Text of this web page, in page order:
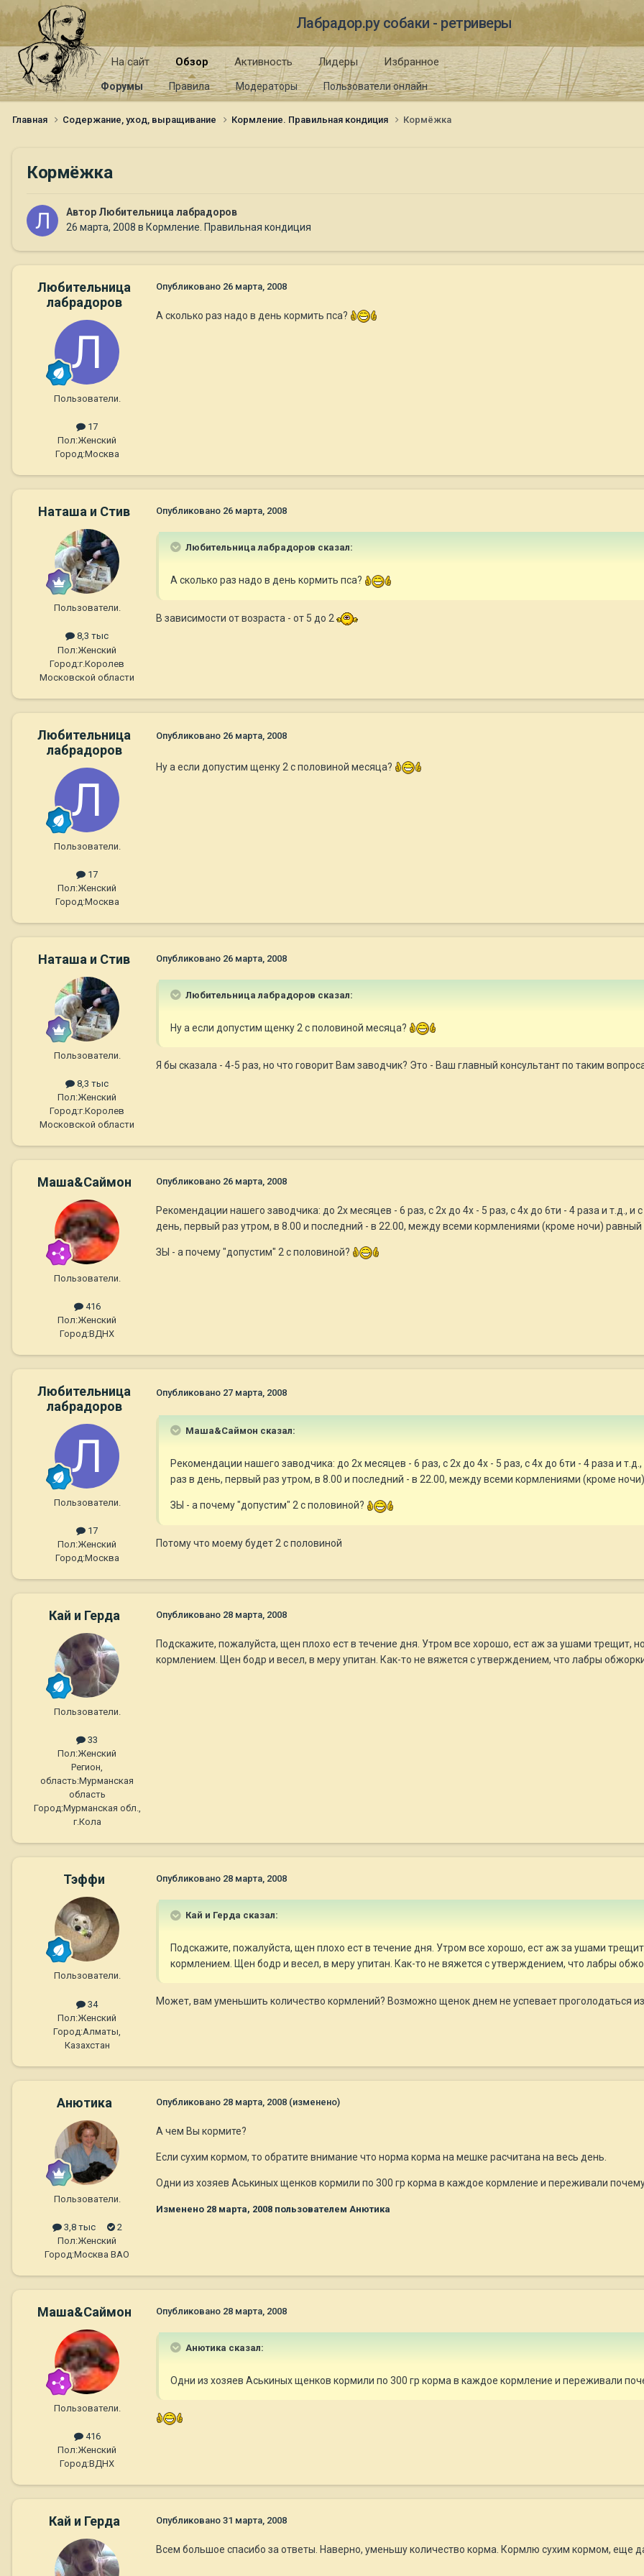
Лабрадор.ру собаки - ретриверы
На сайт Обзор
Форумы Правила Модераторы Пользователи онлайн
Активность Лидеры Избранное
Главная Содержание, уход, выращивание Кормление. Правильная кондиция Кормёжка
Кормёжка
Автор Любительница лабрадоров
26 марта, 2008 в Кормление. Правильная кондиция
Любительница
лабрадоров
Пользователи.
17
Пол:Женский
Город:Москва
Опубликовано 26 марта, 2008
А сколько раз надо в день кормить пса?
Наташа и Стив
Пользователи.
8,3 тыс
Пол:Женский
Город:г.Королев
Московской области
Опубликовано 26 марта, 2008
Любительница лабрадоров сказал:
А сколько раз надо в день кормить пса?
В зависимости от возраста - от 5 до 2
Любительница
лабрадоров
Пользователи.
17
Пол:Женский
Город:Москва
Опубликовано 26 марта, 2008
Ну а если допустим щенку 2 с половиной месяца?
Наташа и Стив
Пользователи.
8,3 тыс
Пол:Женский
Город:г.Королев
Московской области
Опубликовано 26 марта, 2008
Любительница лабрадоров сказал:
Ну а если допустим щенку 2 с половиной месяца?
Я бы сказала - 4-5 раз, но что говорит Вам заводчик? Это - Ваш главный консультант по таким
Маша&Саймон
Пользователи.
416
Пол:Женский
Город:ВДНХ
Опубликовано 26 марта, 2008
Рекомендации нашего заводчика: до 2х месяцев - 6 раз, с 2х до 4х - 5 раз, с 4х до 6ти - 4 раза и т.д.,
день, первый раз утром, в 8.00 и последний - в 22.00, между всеми кормлениями (кроме ночи) равный
ЗЫ - а почему "допустим" 2 с половиной?
Любительница
лабрадоров
Пользователи.
17
Пол:Женский
Город:Москва
Опубликовано 27 марта, 2008
Маша&Саймон сказал:
Рекомендации нашего заводчика: до 2х месяцев - 6 раз, с 2х до 4х - 5 раз, с 4х до 6ти - 4 раза и
раз в день, первый раз утром, в 8.00 и последний - в 22.00, между всеми кормлениями (кроме
ЗЫ - а почему "допустим" 2 с половиной?
Потому что моему будет 2 с половиной
Кай и Герда
Пользователи.
33
Пол:Женский
Регион,
область:Мурманская
область
Город:Мурманская обл.,
г.Кола
Опубликовано 28 марта, 2008
Подскажите, пожалуйста, щен плохо ест в течение дня. Утром все хорошо, ест аж за ушами трещит,
кормлением. Щен бодр и весел, в меру упитан. Как-то не вяжется с утверждением, что лабры
Тэффи
Пользователи.
34
Пол:Женский
Город:Алматы,
Казахстан
Опубликовано 28 марта, 2008
Кай и Герда сказал:
Подскажите, пожалуйста, щен плохо ест в течение дня. Утром все хорошо, ест аж за ушами
кормлением. Щен бодр и весел, в меру упитан. Как-то не вяжется с утверждением, что лабры
Может, вам уменьшить количество кормлений? Возможно щенок днем не успевает проголодаться
Анютика
Пользователи.
3,8 тыс
2
Пол:Женский
Город:Москва ВАО
Опубликовано 28 марта, 2008 (изменено)
А чем Вы кормите?
Если сухим кормом, то обратите внимание что норма корма на мешке расчитана на весь день.
Одни из хозяев Аськиных щенков кормили по 300 гр корма в каждое кормление и переживали
Изменено 28 марта, 2008 пользователем Анютика
Маша&Саймон
Пользователи.
416
Пол:Женский
Город:ВДНХ
Опубликовано 28 марта, 2008
Анютика сказал:
Одни из хозяев Аськиных щенков кормили по 300 гр корма в каждое кормление и переживали
Кай и Герда Опубликовано 31 марта, 2008
Всем большое спасибо за ответы. Наверно, уменьшу количество корма. Кормлю сухим кормом, еще